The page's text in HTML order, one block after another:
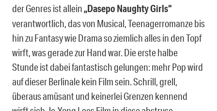
der Genres ist allein„Dasepo Naughty Girls“
verantwortlich, das von Musical, Teenagerromanze bis
hin zu Fantasy wie Drama so ziemlich alles in den Topf
wirft, was gerade zur Hand war. Die erste halbe
Stunde ist dabei fantastisch gelungen: mehr Pop wird
auf dieser Berlinale kein Film sein. Schrill, grell,
überaus amüsant und keinerlei Grenzen kennend